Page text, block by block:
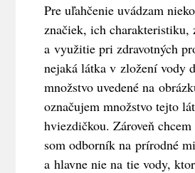
Pre uľahčenie uvádzam
značiek, ich charakteristiku,
a využitie pri zdravotných
nejaká látka v zložení vody
množstvo uvedené na
označujem množstvo tejto
hviezdičkou. Zároveň
som odborník na prírodné
a hlavne nie na tie vody,